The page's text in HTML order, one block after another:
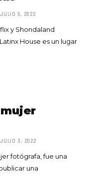
5, 2022
y Shondaland
House es un lugar
3, 2022
fotógrafa, fue una
una